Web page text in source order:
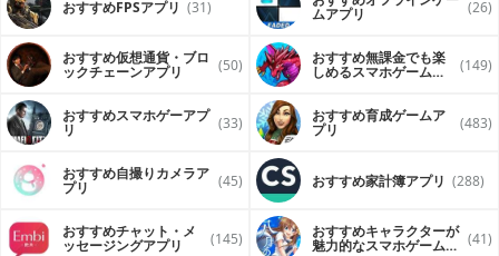
おすすめFPSアプリ (31) ムアプリ (26)
おすすめ仮想通貨・ブロ
ックチェーンアプリ (50) おすすめ無課金でも楽
しめるスマホゲームア (149)
おすすめスマホゲーアプ
リ (33) おすすめ育成ゲームア
プリ (483)
おすすめ自撮りカメラア
プリ (45) おすすめ家計簿アプリ (288)
おすすめチャット・メ
ッセージングアプリ (145) おすすめキャラクターが
魅力的なスマホゲームア (41)